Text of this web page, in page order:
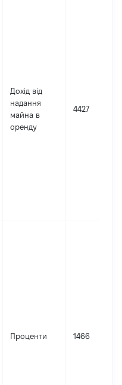
Дохід від
надання
майна в
оренду
4427
Проценти 1466